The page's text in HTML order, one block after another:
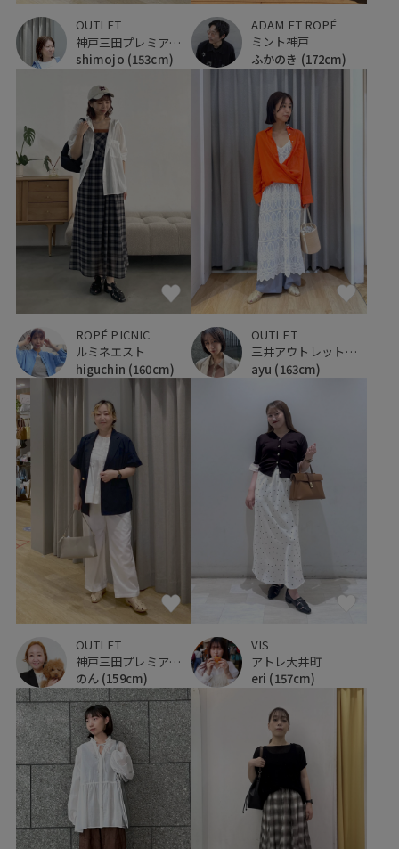
OUTLET
神戸三田プレミアム・アウトレット
shimojo (153cm)
ADAM ET ROPÉ
ミント神戸
ふかのき (172cm)
ROPÉ PICNIC
ルミネエスト
higuchin (160cm)
OUTLET
三井アウトレットパーク ジャズドリーム長島
ayu (163cm)
OUTLET
神戸三田プレミアム・アウトレット
のん (159cm)
VIS
アトレ大井町
eri (157cm)